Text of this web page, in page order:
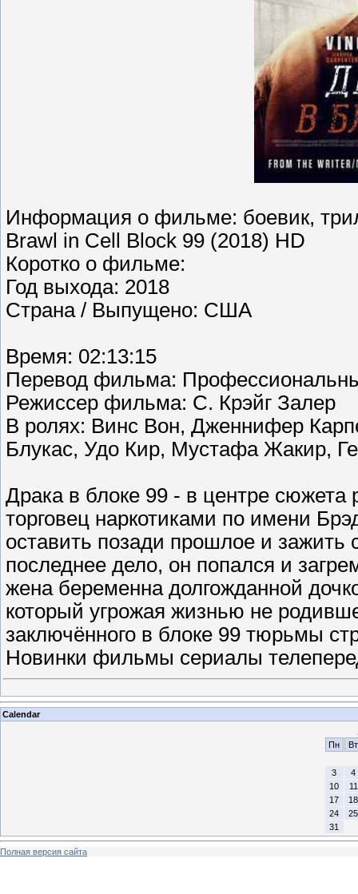
Информация о фильме: боевик,
Brawl in Cell Block 99 (2018) HD
Коротко о фильме:
Год выхода: 2018
Страна / Выпущено: США
Время: 02:13:15
Перевод фильма:
Режиссер фильма: С. Крэйг Залер
В ролях: Винс Вон, Дженнифер
Блукас, Удо Кир, Мустафа Жакир,
Драка в блоке 99 - в центре
торговец наркотиками по имени
оставить позади прошлое и зажить
последнее дело, он попался и
жена беременна долгожданной
который угрожая жизнью не
заключённого в блоке 99 тюрьмы
Новинки фильмы сериалы
Calendar
Пн
Вт
3
4
10
11
17
18
24
25
31
Полная версия сайта